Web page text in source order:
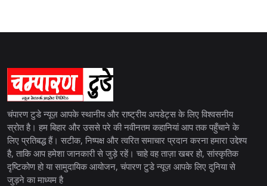
चंपारण टुडे न्यूज़ आपके स्थानीय और राष्ट्रीय अपडेट्स के लिए विश्वसनीय
स्रोत है। हम बिहार और उससे परे की नवीनतम कहानियां आप तक पहुँचाने के
लिए प्रतिबद्ध हैं। सटीक, निष्पक्ष और त्वरित समाचार प्रदान करना हमारा उद्देश्य
है, ताकि आप हमेशा जानकारी से जुड़े रहें। चाहे वह ताज़ा खबर हो, सांस्कृतिक
दृष्टिकोण हो या सामुदायिक आयोजन, चंपारण टुडे न्यूज़ आपके लिए दुनिया से
जुड़ने का माध्यम है